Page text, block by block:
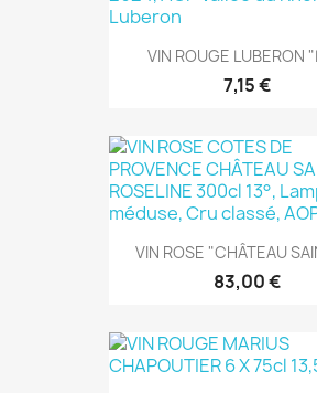
VIN ROUGE LUBERON
7,15 €
VIN ROSE "CHÂTEAU
83,00 €